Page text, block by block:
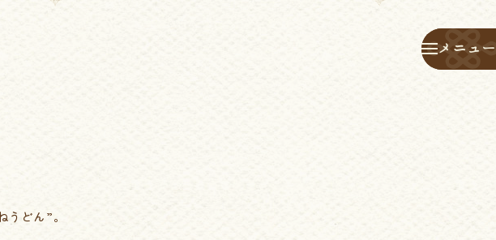
メニュー
メニュー
どん”。